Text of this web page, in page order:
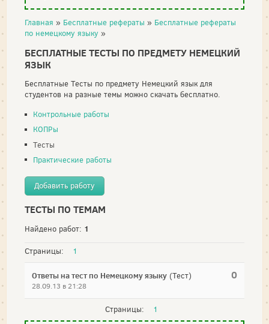
Главная » Бесплатные рефераты » Бесплатные рефераты
по немецкому языку »
БЕСПЛАТНЫЕ ТЕСТЫ ПО ПРЕДМЕТУ НЕМЕЦКИЙ
ЯЗЫК
Бесплатные Тесты по предмету Немецкий язык для
студентов на разные темы можно скачать бесплатно.
Контрольные работы
КОПРы
Тесты
Практические работы
Добавить работу
ТЕСТЫ ПО ТЕМАМ
Найдено работ: 1
Страницы: 1
0
Ответы на тест по Немецкому языку (Тест)
28.09.13 в 21:28
Страницы: 1